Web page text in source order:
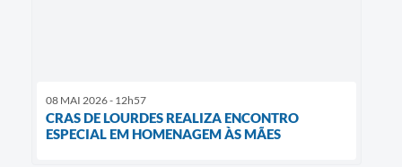
08 MAI 2026 - 12h57
CRAS DE LOURDES REALIZA ENCONTRO
ESPECIAL EM HOMENAGEM ÀS MÃES